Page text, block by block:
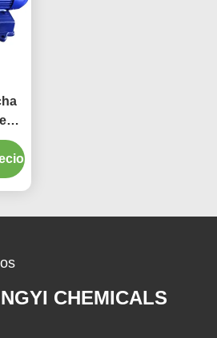
CHEMICALS